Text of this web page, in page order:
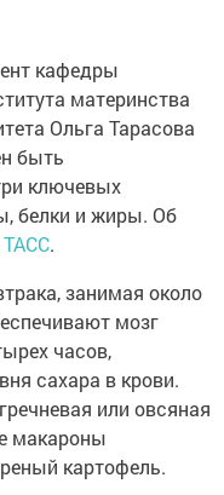
кафедры
материнства
Ольга Тарасова
быть
ключевых
белки и жиры. Об
ТАСС.
занимая около
мозг
часов,
сахара в крови.
или овсяная
макароны
картофель.